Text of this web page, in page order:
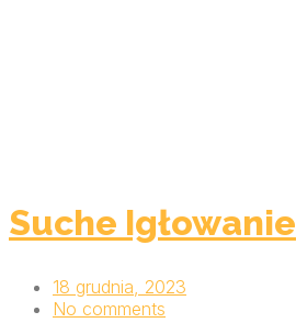
Suche Igłowanie
18 grudnia, 2023
No comments